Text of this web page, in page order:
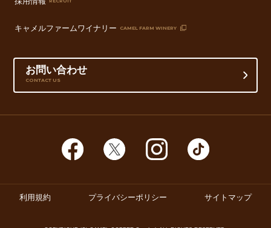
キャメルファームワイナリー CAMEL FARM WINERY
お問い合わせ
CONTACT US
利用規約 プライバシーポリシー サイトマップ